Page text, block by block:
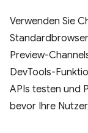
Verwenden Sie
Preview-
DevTools-
APIs testen und
bevor Ihre